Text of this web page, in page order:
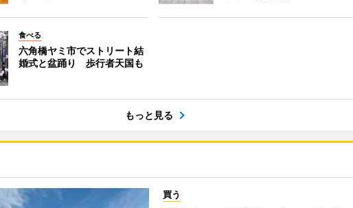
食べる
六角橋ヤミ市でストリート結
婚式と盆踊り 歩行者天国も
もっと見る
買う